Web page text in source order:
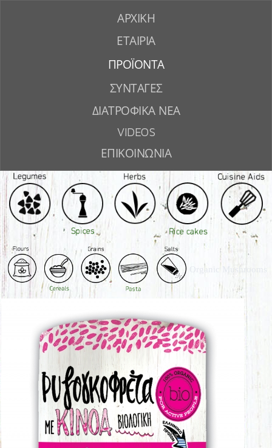
ΑΡΧΙΚΗ
ΕΤΑΙΡΙΑ
ΠΡΟΪΟΝΤΑ
ΣΥΝΤΑΓΕΣ
ΔΙΑΤΡΟΦΙΚΑ ΝΕΑ
VIDEOS
ΕΠΙΚΟΙΝΩΝΙΑ
Organic Mushrooms